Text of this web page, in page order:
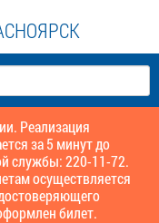
Реализация
за 5 минут до
службы: 220-11-72.
осуществляется
билет.